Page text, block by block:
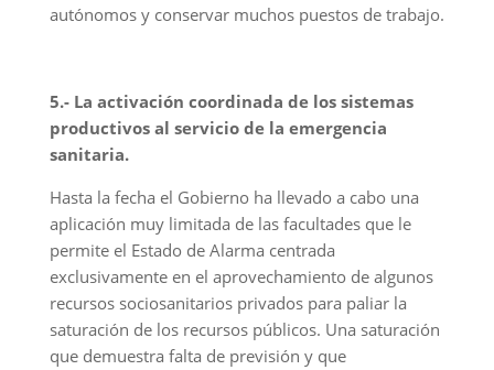
autónomos y conservar muchos puestos de trabajo.
5.- La activación coordinada de los sistemas
productivos al servicio de la emergencia
sanitaria.
Hasta la fecha el Gobierno ha llevado a cabo una
aplicación muy limitada de las facultades que le
permite el Estado de Alarma centrada
exclusivamente en el aprovechamiento de algunos
recursos sociosanitarios privados para paliar la
saturación de los recursos públicos. Una saturación
que demuestra falta de previsión y que